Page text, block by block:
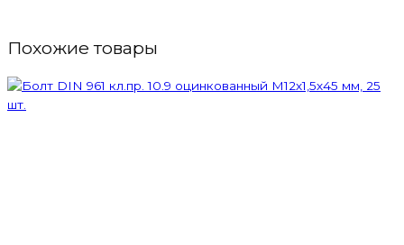
Похожие товары